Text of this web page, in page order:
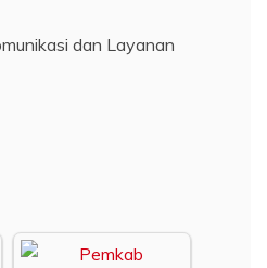
dan Layanan